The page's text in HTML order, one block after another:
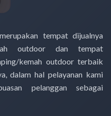
tempat dijualnya
outdoor dan tempat
kemah outdoor terbaik
dalam hal pelayanan kami
pelanggan sebagai